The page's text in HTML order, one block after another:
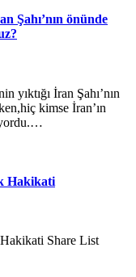
Şahı’nın önünde
yıktığı İran Şahı’nın
kimse İran’ın
Hakikati
Share List